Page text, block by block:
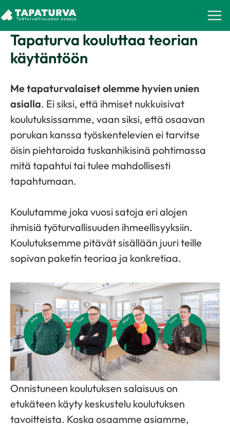
Skip
to
content
Tapaturva kouluttaa teorian
käytäntöön
Me tapaturvalaiset olemme hyvien unien
asialla. Ei siksi, että ihmiset nukkuisivat
koulutuksissamme, vaan siksi, että osaavan
porukan kanssa työskentelevien ei tarvitse
öisin piehtaroida tuskanhikisinä pohtimassa
mitä tapahtui tai tulee mahdollisesti
tapahtumaan.
Koulutamme joka vuosi satoja eri alojen
ihmisiä työturvallisuuden ihmeellisyyksiin.
Koulutuksemme pitävät sisällään juuri teille
sopivan paketin teoriaa ja konkretiaa.
Onnistuneen koulutuksen salaisuus on
etukäteen käyty keskustelu koulutuksen
tavoitteista. Koska osaamme asiamme,